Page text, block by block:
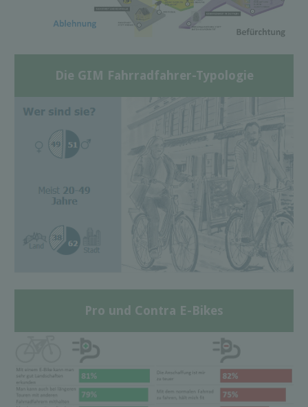
Die GIM Fahrradfahrer-Typologie
Pro und Contra E-Bikes